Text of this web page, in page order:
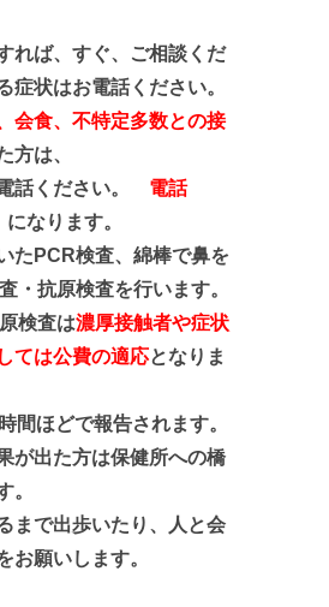
ば、すぐ、ご相談くだ
症状はお電話ください。
食、不特定多数との接
方は、
ください。 電話
なります。
PCR検査、綿棒で鼻を
・抗原検査を行います。
検査は濃厚接触者や症状
ては公費の適応となりま
ほどで報告されます。
出た方は保健所への橋
。
まで出歩いたり、人と会
お願いします。